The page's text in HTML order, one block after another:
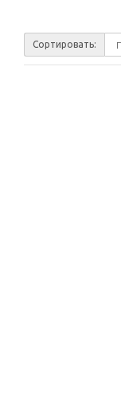
Сортировать: